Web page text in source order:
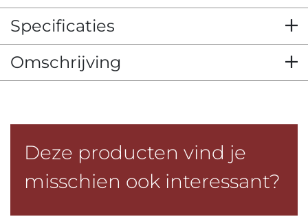
Specificaties
Omschrijving
Deze producten vind je
misschien ook interessant?